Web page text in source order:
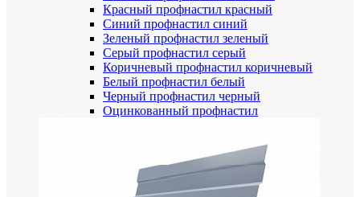
Красный профнастил красный
Синий профнастил синий
Зеленый профнастил зеленый
Серый профнастил серый
Коричневый профнастил коричневый
Белый профнастил белый
Черный профнастил черный
Оцинкованный профнастил